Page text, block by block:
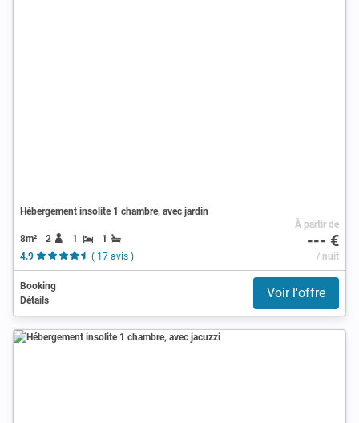
Hébergement insolite 1 chambre, avec jardin
8m² 2 1
1
4.9
( 17 avis )
À partir de
--- €
/ nuit
Booking
Détails
Voir l'offre